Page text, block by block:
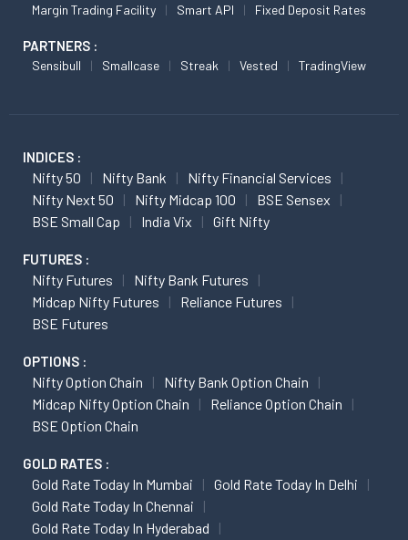
Margin Trading Facility
Smart API Fixed Deposit Rates
PARTNERS :
Sensibull Smallcase Streak Vested TradingView
INDICES :
Nifty 50 Nifty Bank
Nifty Financial Services
Nifty Next 50
Nifty Midcap 100
BSE Sensex
BSE Small Cap
India Vix Gift Nifty
FUTURES :
Nifty Futures
Nifty Bank Futures
Midcap Nifty Futures
Reliance Futures
BSE Futures
OPTIONS :
Nifty Option Chain
Nifty Bank Option Chain
Midcap Nifty Option Chain
Reliance Option Chain
BSE Option Chain
GOLD RATES :
Gold Rate Today In Mumbai
Gold Rate Today In Delhi
Gold Rate Today In Chennai
Gold Rate Today In Hyderabad